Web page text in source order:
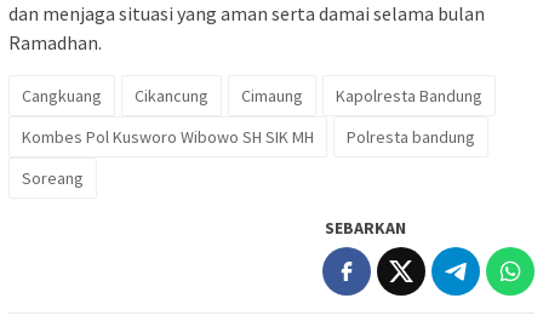
dan menjaga situasi yang aman serta damai selama bulan
Ramadhan.
Cangkuang Cikancung Cimaung
Kapolresta Bandung
Kombes Pol Kusworo Wibowo SH SIK MH
Polresta bandung
Soreang
SEBARKAN